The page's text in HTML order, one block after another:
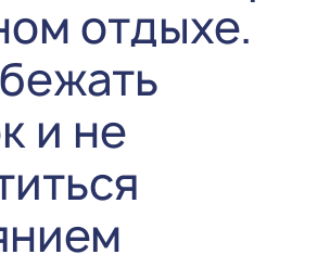
отдыхе.
и не